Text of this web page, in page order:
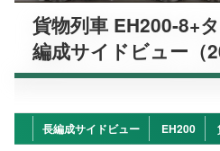
貨物列車 EH200-8+
編成サイドビュー（
長編成サイドビュー EH200